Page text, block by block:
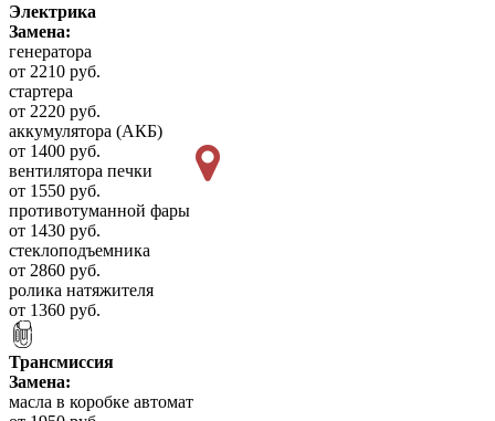
Электрика
Замена:
генератора
от 2210 руб.
стартера
от 2220 руб.
аккумулятора (АКБ)
от 1400 руб.
вентилятора печки
от 1550 руб.
противотуманной фары
от 1430 руб.
стеклоподъемника
от 2860 руб.
ролика натяжителя
от 1360 руб.
Трансмиссия
Замена:
масла в коробке автомат